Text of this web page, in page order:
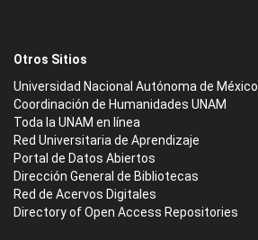
Otros Sitios
Universidad Nacional Autónoma de México
Coordinación de Humanidades UNAM
Toda la UNAM en línea
Red Universitaria de Aprendizaje
Portal de Datos Abiertos
Dirección General de Bibliotecas
Red de Acervos Digitales
Directory of Open Access Repositories